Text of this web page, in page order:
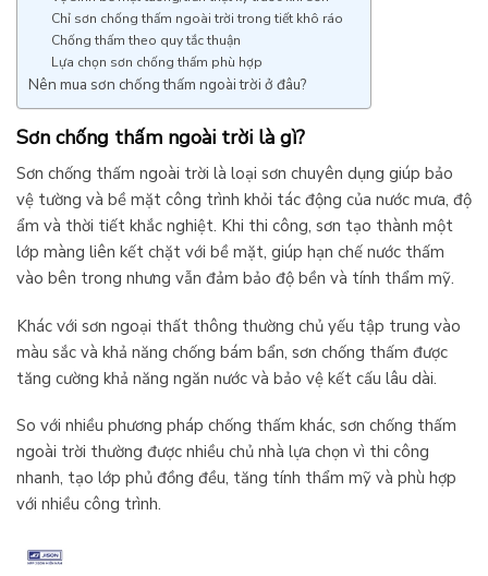
Chỉ sơn chống thấm ngoài trời trong tiết khô ráo
Chống thấm theo quy tắc thuận
Lựa chọn sơn chống thấm phù hợp
Nên mua sơn chống thấm ngoài trời ở đâu?
Sơn chống thấm ngoài trời là gì?
Sơn chống thấm ngoài trời là loại sơn chuyên dụng giúp bảo
vệ tường và bề mặt công trình khỏi tác động của nước mưa, độ
ẩm và thời tiết khắc nghiệt. Khi thi công, sơn tạo thành một
lớp màng liên kết chặt với bề mặt, giúp hạn chế nước thấm
vào bên trong nhưng vẫn đảm bảo độ bền và tính thẩm mỹ.
Khác với sơn ngoại thất thông thường chủ yếu tập trung vào
màu sắc và khả năng chống bám bẩn, sơn chống thấm được
tăng cường khả năng ngăn nước và bảo vệ kết cấu lâu dài.
So với nhiều phương pháp chống thấm khác, sơn chống thấm
ngoài trời thường được nhiều chủ nhà lựa chọn vì thi công
nhanh, tạo lớp phủ đồng đều, tăng tính thẩm mỹ và phù hợp
với nhiều công trình.